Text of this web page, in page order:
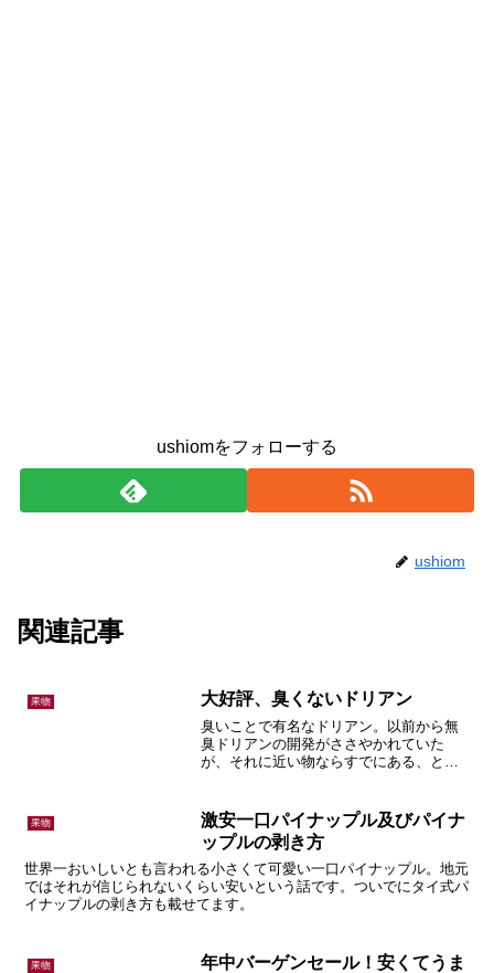
ushiomをフォローする
ushiom
関連記事
果物 大好評、臭くないドリアン
臭いことで有名なドリアン。以前から無
臭ドリアンの開発がささやかれていた
が、それに近い物ならすでにある、とい
果物
激安一口パイナップル及びパイナ
ップルの剥き方
世界一おいしいとも言われる小さくて可愛い一口パイナップル。地元
ではそれが信じられないくらい安いという話です。ついでにタイ式パ
イナップルの剥き方も載せてます。
果物
年中バーゲンセール！安くてうま